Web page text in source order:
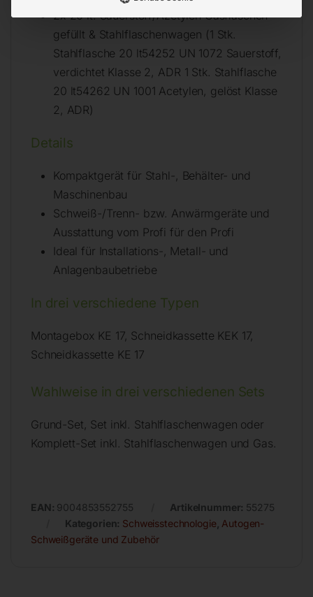
2x 20 lt. Sauerstoff/Azetylen Gasflaschen
gefüllt & Stahlflaschenwagen (1 Stk.
Stahlflasche 20 lt54252 UN 1072 Sauerstoff,
verdichtet Klasse 2, ADR 1 Stk. Stahlflasche
20 lt54262 UN 1001 Acetylen, gelöst Klasse
2, ADR)
Details
Kompaktgerät für Stahl-, Behälter- und
Maschinenbau
Schweiß-/Trenn- bzw. Anwärmgeräte und
Ausstattung vom Profi für den Profi
Ideal für Installations-, Metall- und
Anlagenbaubetriebe
In drei verschiedene Typen
Montagebox KE 17, Schneidkassette KEK 17,
Schneidkassette KE 17
Wahlweise in drei verschiedenen Sets
Grund-Set, Set inkl. Stahlflaschenwagen oder
Komplett-Set inkl. Stahlflaschenwagen und Gas.
EAN: 9004853552755 Artikelnummer: 55275
Kategorien: Schweisstechnologie Autogen-
Schweißgeräte und Zubehör